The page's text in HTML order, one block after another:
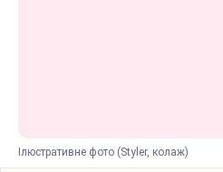
Ілюстративне фото (Styler, колаж)